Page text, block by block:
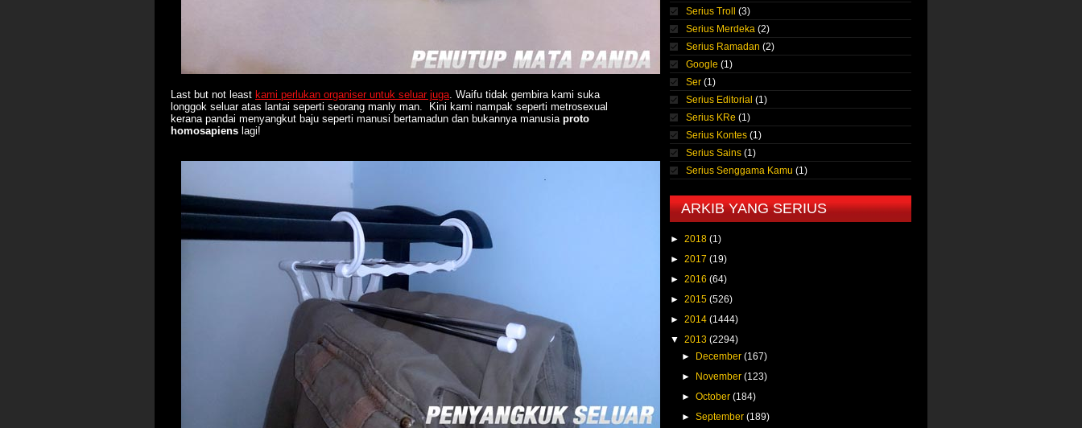
Last but not least kami perlukan organiser untuk seluar juga. Waifu tidak gembira kami suka
longgok seluar atas lantai seperti seorang manly man. Kini kami nampak seperti metrosexual
kerana pandai menyangkut baju seperti manusi bertamadun dan bukannya manusia proto
homosapiens lagi!
Serius Troll (3)
Serius Merdeka (2)
Serius Ramadan (2)
Google (1)
Ser (1)
Serius Editorial (1)
Serius KRe (1)
Serius Kontes (1)
Serius Sains (1)
Serius Senggama Kamu (1)
ARKIB YANG SERIUS
► 2018 (1)
► 2017 (19)
► 2016 (64)
► 2015 (526)
► 2014 (1444)
▼ 2013 (2294)
► December(167)
► November(123)
►October(184)
►September(189)